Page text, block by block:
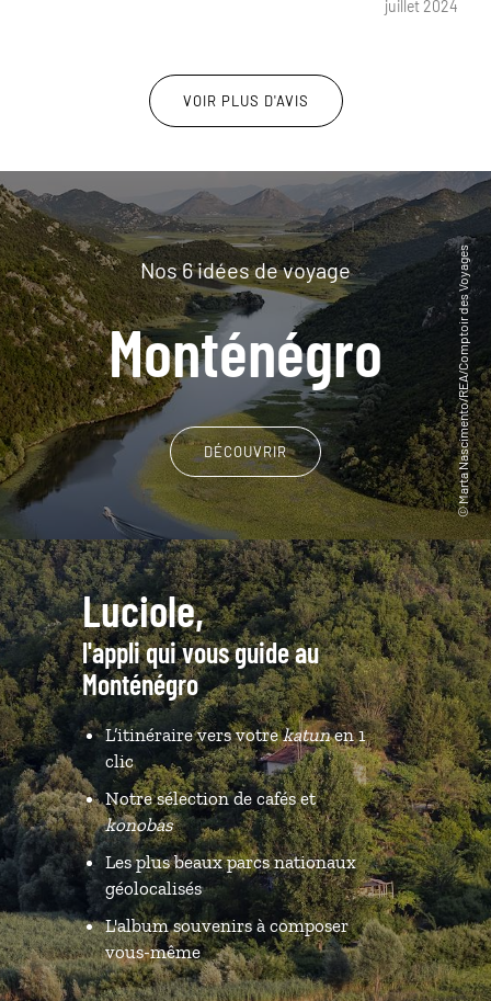
même pas à la taille du lit, chambre bruyante qui
de rideaux occultants pour nous épargner la lumière
vive des réverbères de la route. Tout est fait à
l'économie, les équipements de la chambre sont
hébergement à Limljani : les propriétaires proposent
un dîner excellent à base de produits
maisonDifficultés de connexion Wifi, pas de TV à
Zabljak (donc pas de JO)
juillet 2024
VOIR PLUS D'AVIS
Nos 6 idées de voyage
Monténégro
DÉCOUVRIR
Luciole,
l'appli qui vous guide au
Monténégro
L’itinéraire vers votrekatunen 1
clic
Notre sélection de cafés et
konobas
Les plus beaux parcs nationaux
géolocalisés
L'album souvenirs à composer
vous-même